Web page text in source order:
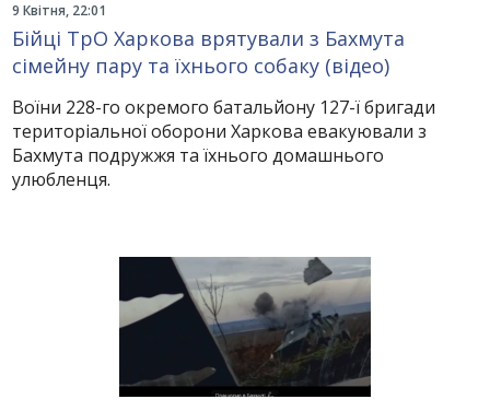
9 Квітня, 22:01
Бійці ТрО Харкова врятували з Бахмута
сімейну пару та їхнього собаку (відео)
Воїни 228-го окремого батальйону 127-ї бригади
територіальної оборони Харкова евакуювали з
Бахмута подружжя та їхнього домашнього
улюбленця.